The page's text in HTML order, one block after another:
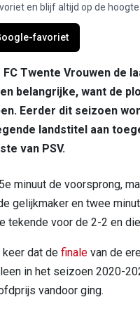
en blijf altijd op de
favoriet
Twente Vrouwen de
belangrijke, want de
Eerder dit seizoen
landstitel aan
van PSV.
minuut de voorsprong,
gelijkmaker en twee
tekende voor de 2-2 en
dat de finale van de
in het seizoen 2020-
vandoor ging.